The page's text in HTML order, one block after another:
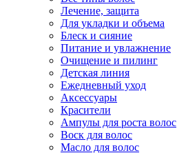
Лечение, защита
Для укладки и объема
Блеск и сияние
Питание и увлажнение
Очищение и пилинг
Детская линия
Ежедневный уход
Аксессуары
Красители
Ампулы для роста волос
Воск для волос
Масло для волос